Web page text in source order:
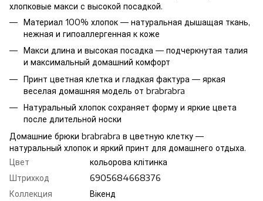
хлопковые макси с высокой посадкой.
Материал 100% хлопок — натуральная дышащая ткань,
нежная и гипоаллергенная к коже
Макси длина и высокая посадка — подчеркнутая талия
и максимальный домашний комфорт
Принт цветная клетка и гладкая фактура — яркая
веселая домашняя модель от brabrabra
Натуральный хлопок сохраняет форму и яркие цвета
после длительной носки
Домашние брюки brabrabra в цветную клетку —
натуральный хлопок и яркий принт для домашнего отдыха.
Цвет
кольорова клітинка
Штрихкод
6905684668376
Коллекция
Вікенд